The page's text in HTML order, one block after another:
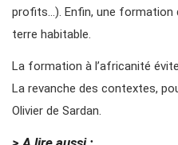
profits…). Enfin, une formation
terre habitable.
La formation à l’africanité
La revanche des contextes,
Olivier de Sardan.